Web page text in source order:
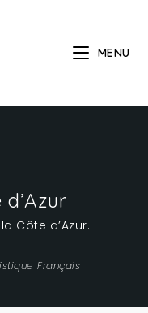
MENU
Côte d’Azur.
Français